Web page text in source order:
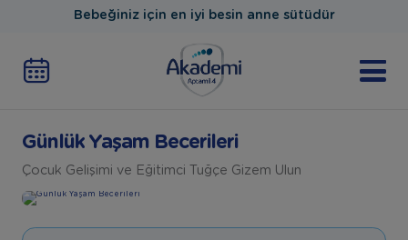
Bebeğiniz için en iyi besin anne sütüdür
Günlük Yaşam Becerileri
Çocuk Gelişimi ve Eğitimci Tuğçe Gizem Ulun